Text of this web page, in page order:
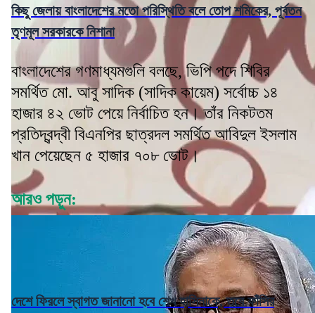
কিছু জেলায় বাংলাদেশের মতো পরিস্থিতি বলে তোপ শমিকের, পূর্বতন
তৃণমূল সরকারকে নিশানা
বাংলাদেশের গণমাধ্যমগুলি বলছে, ভিপি পদে শিবির
সমর্থিত মো. আবু সাদিক (সাদিক কায়েম) সর্বোচ্চ ১৪
হাজার ৪২ ভোট পেয়ে নির্বাচিত হন। তাঁর নিকটতম
প্রতিদ্বন্দ্বী বিএনপির ছাত্রদল সমর্থিত আবিদুল ইসলাম
খান পেয়েছেন ৫ হাজার ৭০৮ ভোট।
আরও পড়ুন:
দেশে ফিরলে স্বাগত জানানো হবে শেখ হাসিনাকে, তবে ফাঁসির